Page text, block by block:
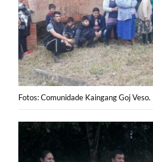
Fotos: Comunidade Kaingang Goj Veso.